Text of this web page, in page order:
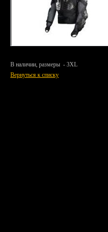
В наличии, размеры - 3XL
Вернуться к списку